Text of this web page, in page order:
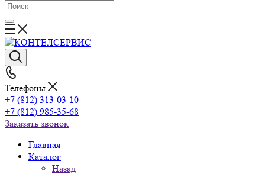
Телефоны
+7 (812) 313-03-10
+7 (812) 985-35-68
Заказать звонок
Главная
Каталог
Назад